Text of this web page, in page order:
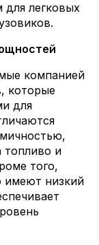
легковых
компанией
которые
для
топливо и
того,
имеют низкий